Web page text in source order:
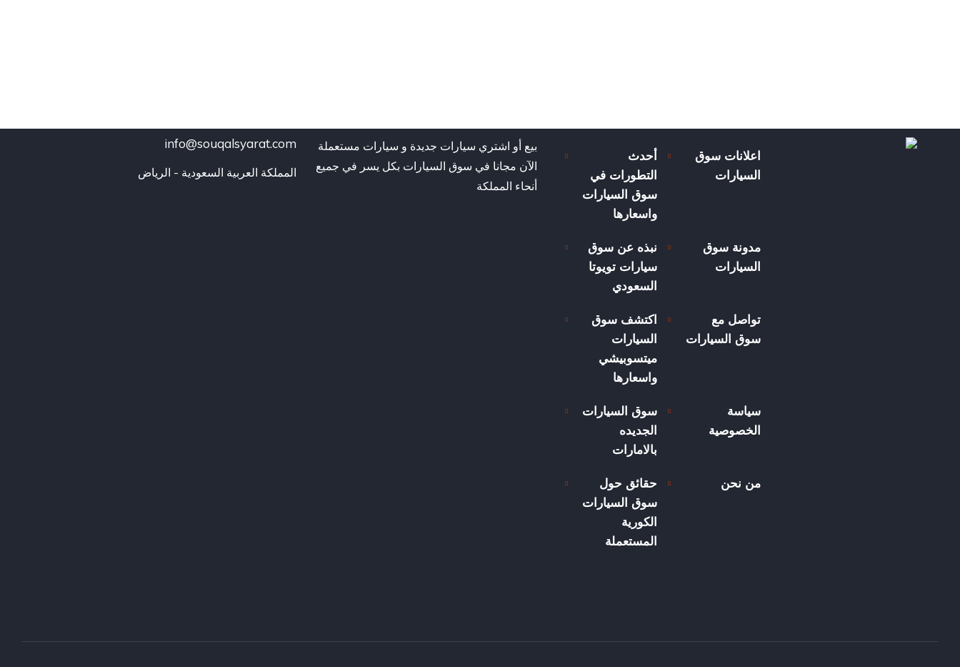
اعلانات سوق
السيارات
أحدث
التطورات في
سوق السيارات
واسعارها
مدونة سوق
السيارات
نبذه عن سوق
سيارات تويوتا
السعودي
تواصل مع
سوق السيارات
اكتشف سوق
السيارات
ميتسوبيشي
واسعارها
سياسة
الخصوصية
سوق السيارات
الجديده
بالامارات
من نحن
حقائق حول
سوق السيارات
الكورية
المستعملة
بيع أو اشتري سيارات جديدة و سيارات مستعملة
الآن مجانا في سوق السيارات بكل يسر في جميع
أنحاء المملكة
info@souqalsyarat.com
المملكة العربية السعودية - الرياض